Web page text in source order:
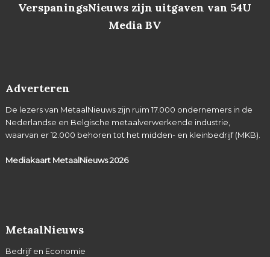
VerspaningsNieuws zijn uitgaven van 54U
Media BV
Adverteren
De lezers van MetaalNieuws zijn ruim 17.000 ondernemers in de
Nederlandse en Belgische metaalverwerkende industrie,
waarvan er 12.000 behoren tot het midden- en kleinbedrijf (MKB).
Mediakaart MetaalNieuws2026
MetaalNieuws
Bedrijf en Economie